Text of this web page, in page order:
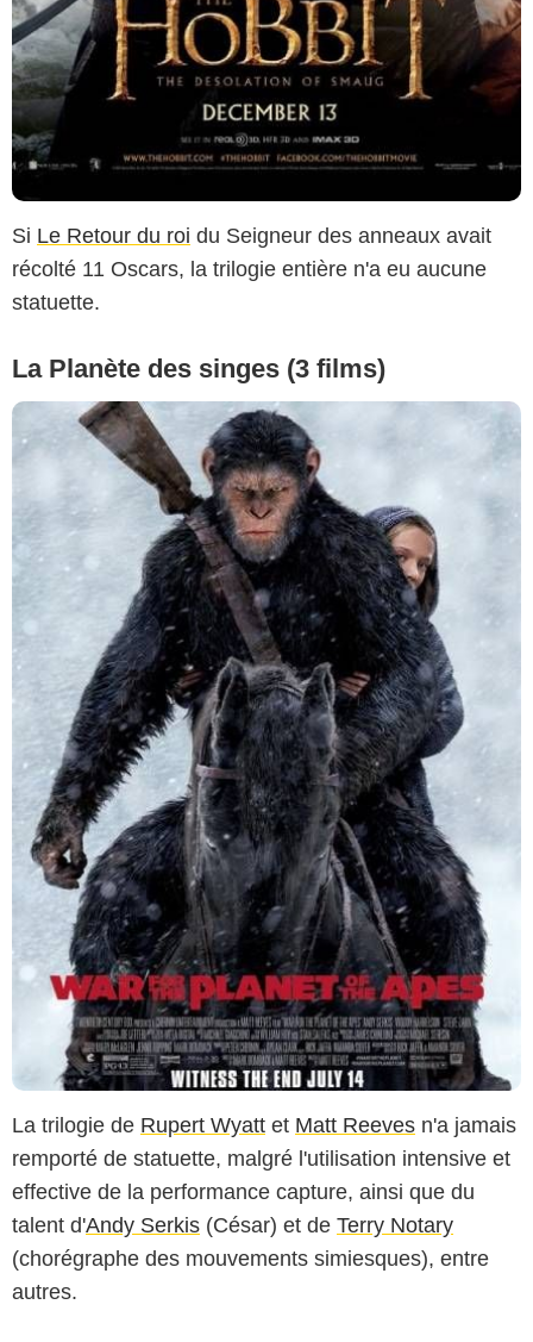
Si Le Retour du roi du Seigneur des anneaux avait
récolté 11 Oscars, la trilogie entière n'a eu aucune
statuette.
La Planète des singes (3 films)
La trilogie de Rupert Wyatt et Matt Reeves n'a jamais
remporté de statuette, malgré l'utilisation intensive et
effective de la performance capture, ainsi que du
talent d'Andy Serkis (César) et de Terry Notary
(chorégraphe des mouvements simiesques), entre
autres.